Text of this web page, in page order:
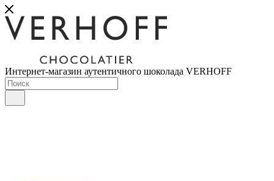
Интернет-магазин аутентичного шоколада VERHOFF